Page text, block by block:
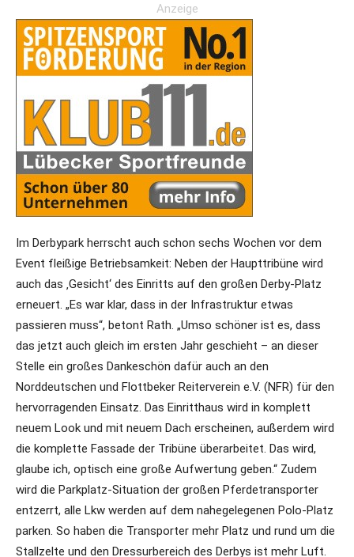
Anzeige
Im Derbypark herrscht auch schon sechs Wochen vor dem
Event fleißige Betriebsamkeit: Neben der Haupttribüne wird
auch das ‚Gesicht‘ des Einritts auf den großen Derby-Platz
erneuert. „Es war klar, dass in der Infrastruktur etwas
passieren muss“, betont Rath. „Umso schöner ist es, dass
das jetzt auch gleich im ersten Jahr geschieht – an dieser
Stelle ein großes Dankeschön dafür auch an den
Norddeutschen und Flottbeker Reiterverein e.V. (NFR) für den
hervorragenden Einsatz. Das Einritthaus wird in komplett
neuem Look und mit neuem Dach erscheinen, außerdem wird
die komplette Fassade der Tribüne überarbeitet. Das wird,
glaube ich, optisch eine große Aufwertung geben.“ Zudem
wird die Parkplatz-Situation der großen Pferdetransporter
entzerrt, alle Lkw werden auf dem nahegelegenen Polo-Platz
parken. So haben die Transporter mehr Platz und rund um die
Stallzelte und den Dressurbereich des Derbys ist mehr Luft.